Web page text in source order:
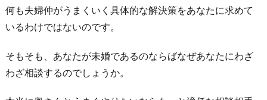
何も夫婦仲がうまくいく具体的な解決策をあなたに求めて
いるわけではないのです。
そもそも、あなたが未婚であるのならばなぜあなたにわざ
わざ相談するのでしょうか。